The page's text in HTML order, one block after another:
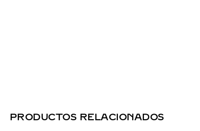
PRODUCTOS RELACIONADOS